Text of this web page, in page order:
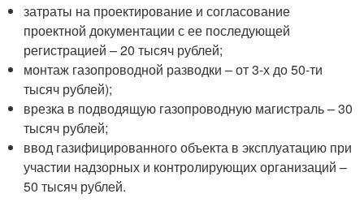
затраты на проектирование и согласование
проектной документации с ее последующей
регистрацией – 20 тысяч рублей;
монтаж газопроводной разводки – от 3-х до 50-ти
тысяч рублей);
врезка в подводящую газопроводную магистраль – 30
тысяч рублей;
ввод газифицированного объекта в эксплуатацию при
участии надзорных и контролирующих организаций –
50 тысяч рублей.